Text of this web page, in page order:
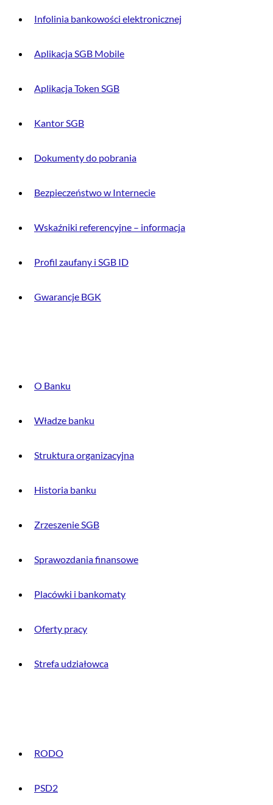
Infolinia bankowości elektronicznej
Aplikacja SGB Mobile
Aplikacja Token SGB
Kantor SGB
Dokumenty do pobrania
Bezpieczeństwo w Internecie
Wskaźniki referencyjne – informacja
Profil zaufany i SGB ID
Gwarancje BGK
O Banku
Władze banku
Struktura organizacyjna
Historia banku
Zrzeszenie SGB
Sprawozdania finansowe
Placówki i bankomaty
Oferty pracy
Strefa udziałowca
RODO
PSD2